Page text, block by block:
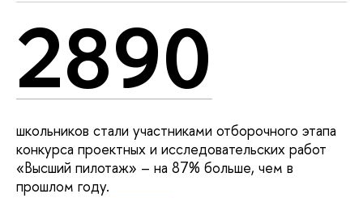
2890
школьников стали участниками отборочного этапа
конкурса проектных и исследовательских работ
«Высший пилотаж» – на 87% больше, чем в
прошлом году.